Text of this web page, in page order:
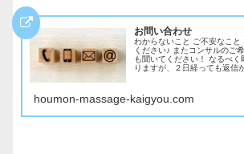
お問い合わせ
わからないこと ご不安なこと なんでもお問い合わせ
ください♪ またコンサルのご希望やご相談など なんで
も聞いてください！ なるべく即日の返信を心がけてお
りますが、２日経っても返信
houmon-massage-kaigyou.com